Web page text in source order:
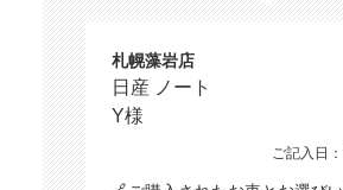
札幌藻岩店
日産 ノート
Y様
ご記入日